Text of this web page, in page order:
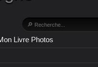
Livre Photos